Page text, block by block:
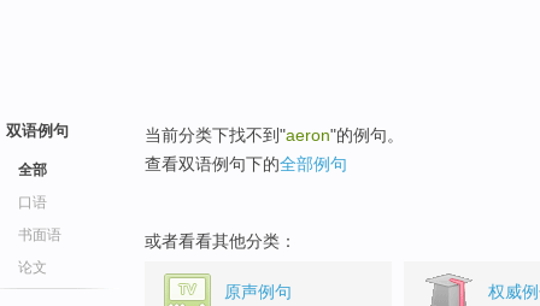
双语例句
全部
口语
书面语
论文
当前分类下找不到"aeron"的例句。
查看双语例句下的全部例句
或者看看其他分类：
原声例句 权威